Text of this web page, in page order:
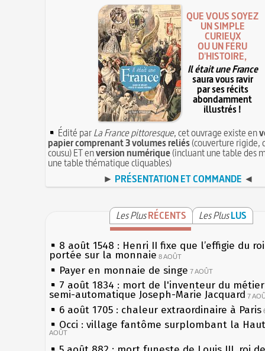
QUE VOUS SOYEZ
UN SIMPLE
CURIEUX
OU UN FÉRU
D'HISTOIRE,
Il était une France
saura vous ravir
par ses récits
abondamment
illustrés !
Édité parLa France pittoresque, cet ouvrage existe en
papier comprenant 3 volumes reliés(couverture rigide,
cousu) ET enversion numérique(incluant une table des
une table thématique cliquables)
► PRÉSENTATION ET COMMANDE ◄
Les PlusRÉCENTS Les PlusLUS
8 août 1548 : Henri II fixe que l’effigie du
portée sur la monnaie 8 AOÛT
Payer en monnaie de singe 7 AOÛT
7 août 1834 : mort de l'inventeur du
semi-automatique Joseph-Marie Jacquard 7
6 août 1705 : chaleur extraordinaire à Paris
Occi : village fantôme surplombant la
AOÛT